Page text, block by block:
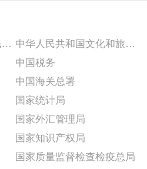
中华人民共和国中央人民政府
中华人民共和国文化和旅游部
中国税务
中国海关总署
国家统计局
国家外汇管理局
国家知识产权局
国家质量监督检查检疫总局